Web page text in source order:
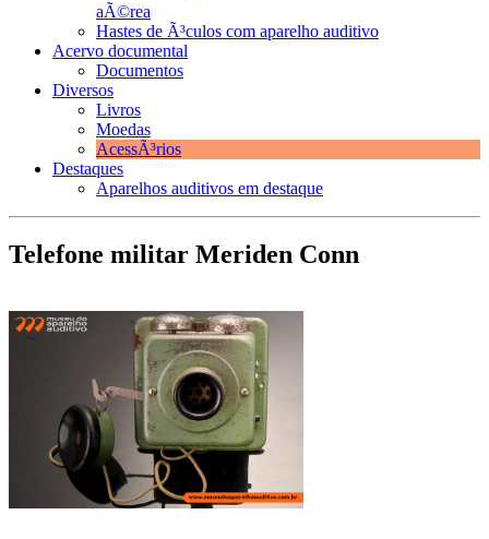
aÃ©rea
Hastes de Ã³culos com aparelho auditivo
Acervo documental
Documentos
Diversos
Livros
Moedas
AcessÃ³rios
Destaques
Aparelhos auditivos em destaque
Telefone militar Meriden Conn